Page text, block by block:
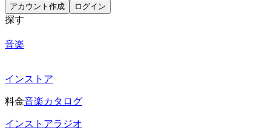
アカウント作成 ログイン
探す
音楽
インストア
料金音楽カタログ
インストアラジオ